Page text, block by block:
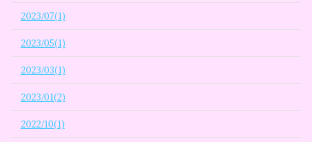
2023/07(1)
2023/05(1)
2023/03(1)
2023/01(2)
2022/10(1)